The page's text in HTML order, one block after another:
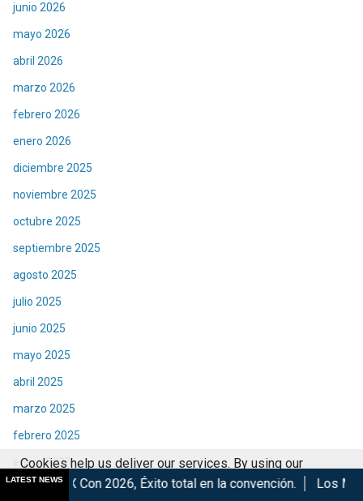
junio 2026
mayo 2026
abril 2026
marzo 2026
febrero 2026
enero 2026
diciembre 2025
noviembre 2025
octubre 2025
septiembre 2025
agosto 2025
julio 2025
junio 2025
mayo 2025
abril 2025
marzo 2025
febrero 2025
enero 2025
diciembre 2024
LATEST NEWS
2026, Éxito total en la convención. Los Mejores Años de
Cookies help us deliver our services. By using our
services, you agree to our use of cookies.
Got it